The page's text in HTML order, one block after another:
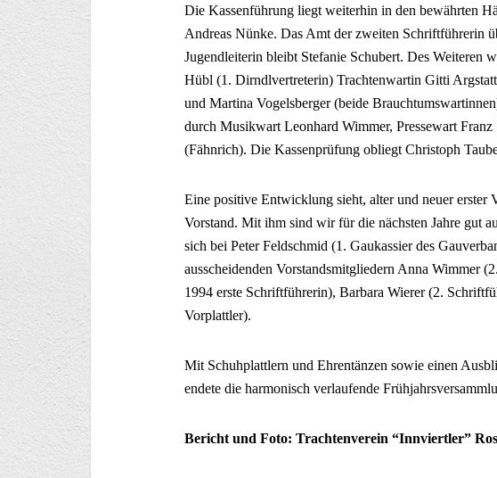
Die Kassenführung liegt weiterhin in den bewährten
Andreas Nünke. Das Amt der zweiten Schriftführerin
Jugendleiterin bleibt Stefanie Schubert. Des Weiteren
Hübl (1. Dirndlvertreterin) Trachtenwartin Gitti
und Martina Vogelsberger (beide
durch Musikwart Leonhard Wimmer, Pressewart
(Fähnrich). Die Kassenprüfung obliegt Christoph
Eine positive Entwicklung sieht, alter und neuer erster
Vorstand. Mit ihm sind wir für die nächsten Jahre gut
sich bei Peter Feldschmid (1. Gaukassier des
ausscheidenden Vorstandsmitgliedern Anna Wimmer
1994 erste Schriftführerin), Barbara Wierer (2.
Vorplattler).
Mit Schuhplattlern und Ehrentänzen sowie einen
endete die harmonisch verlaufende
Bericht und Foto: Trachtenverein “Innviertler”